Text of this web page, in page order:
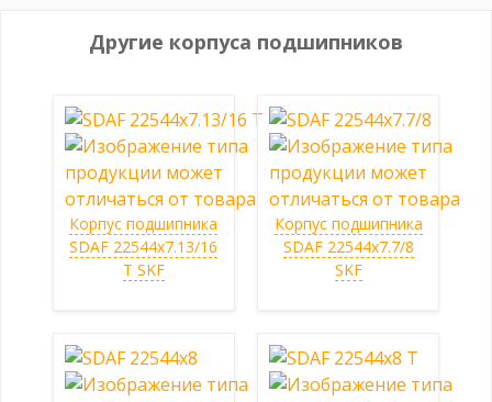
Другие корпуса подшипников
Корпус подшипника
SDAF 22544x7.13/16
T SKF
Корпус подшипника
SDAF 22544x7.7/8
SKF